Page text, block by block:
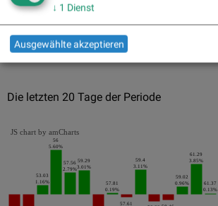
Die letzten 20 Tage der Periode
53.03
1.16%
56
5.60%
57.56
2.79%
59.29
3.01%
57.81
0.19%
57.61
59.4
3.11%
59.02
0.96%
61.29
3.85%
61.37
0.13%
JS chart by amCharts
↓ 1 Dienst
Ausgewählte akzeptieren